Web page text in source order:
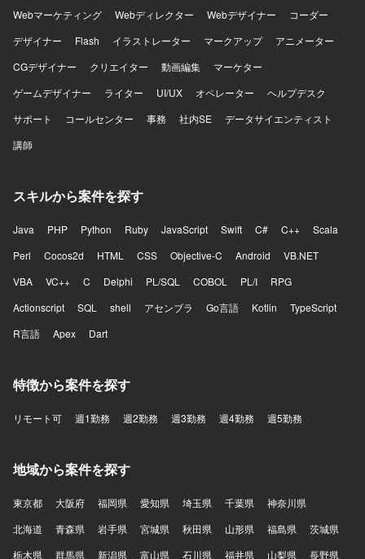
Webマーケティング
Webディレクター Webデザイナー
コーダー
デザイナー
Flash イラストレーター マークアップ
アニメーター
CGデザイナー
クリエイター 動画編集
マーケター
ゲームデザイナー
ライター UI/UX オペレーター
ヘルプデスク
サポート
コールセンター 事務 社内SE
データサイエンティスト
講師
スキルから案件を探す
Java PHP Python Ruby JavaScript Swift C# C++
Scala
Perl
Cocos2d HTML CSS Objective-C Android
VB.NET
VBA
VC++ C Delphi PL/SQL COBOL PL/I
RPG
Actionscript
SQL shell アセンブラ Go言語 Kotlin
TypeScript
R言語
Apex Dart
特徴から案件を探す
リモート可 週1勤務 週2勤務 週3勤務 週4勤務 週5勤務
地域から案件を探す
東京都 大阪府 福岡県 愛知県 埼玉県 千葉県
神奈川県
北海道
青森県 岩手県 宮城県 秋田県 山形県 福島県
茨城県
栃木県
群馬県 新潟県 富山県 石川県 福井県 山梨県 長野県